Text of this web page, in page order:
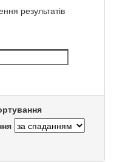
результатів